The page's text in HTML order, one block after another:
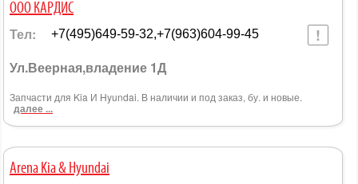
ООО КАРДИС
Тел: +7(495)649-59-32,+7(963)604-99-45
Ул.Веерная,владение 1Д
Запчасти для Kia И Hyundai. В наличии и под заказ, бу. и новые.
далее ...
Arena Kia & Hyundai